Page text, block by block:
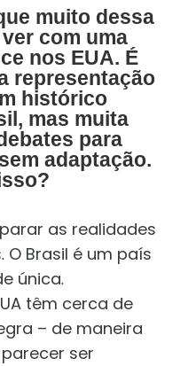
muito dessa
com uma
nos EUA. É
representação
histórico
mas muita
para
adaptação.
as realidades
Brasil é um país
única.
têm cerca de
– de maneira
ser